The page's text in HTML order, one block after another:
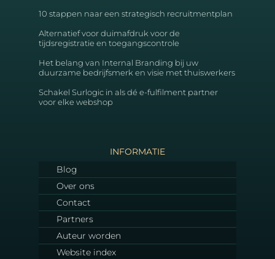
10 stappen naar een strategisch recruitmentplan
Alternatief voor duimafdruk voor de
tijdsregistratie en toegangscontrole
Het belang van Internal Branding bij uw
duurzame bedrijfsmerk en visie met thuiswerkers
Schakel Surlogic in als dé e-fulfilment partner
voor elke webshop
INFORMATIE
Blog
Over ons
Contact
Partners
Auteur worden
Website index